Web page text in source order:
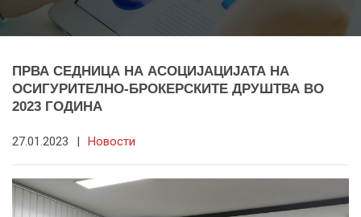
ПРВА СЕДНИЦА НА АСОЦИЈАЦИЈАТА НА
ОСИГУРИТЕЛНО-БРОКЕРСКИТЕ ДРУШТВА ВО
2023 ГОДИНА
27.01.2023 | Новости